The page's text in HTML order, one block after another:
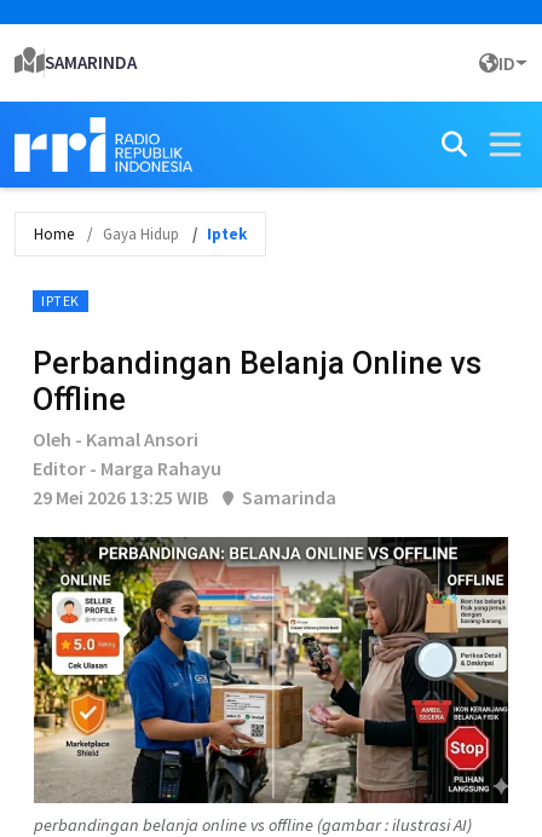
SAMARINDA ID
Home Gaya Hidup Iptek
IPTEK
Perbandingan Belanja Online vs
Offline
Oleh - Kamal Ansori
Editor - Marga Rahayu
29 Mei 2026 13:25 WIB
Samarinda
perbandingan belanja online vs offline (gambar : ilustrasi AI)